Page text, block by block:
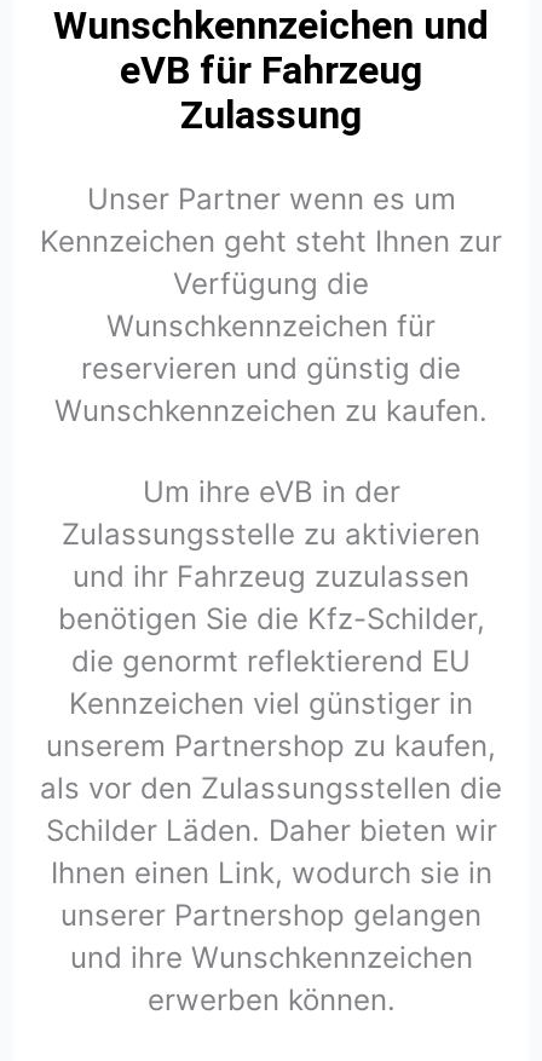
Wunschkennzeichen und
eVB für Fahrzeug
Zulassung
Unser Partner wenn es um
Kennzeichen geht steht Ihnen zur
Verfügung die
Wunschkennzeichen für
reservieren und günstig die
Wunschkennzeichen zu kaufen.
Um ihre eVB in der
Zulassungsstelle zu aktivieren
und ihr Fahrzeug zuzulassen
benötigen Sie die Kfz-Schilder,
die genormt reflektierend EU
Kennzeichen viel günstiger in
unserem Partnershop zu kaufen,
als vor den Zulassungsstellen die
Schilder Läden. Daher bieten wir
Ihnen einen Link, wodurch sie in
unserer Partnershop gelangen
und ihre Wunschkennzeichen
erwerben können.